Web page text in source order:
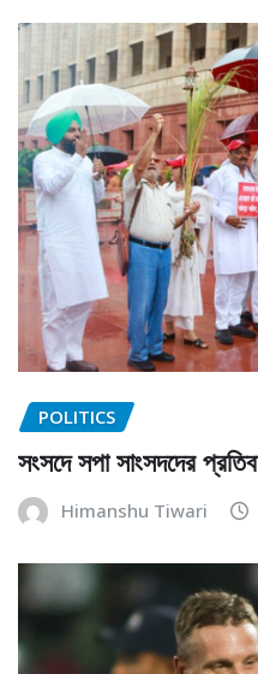
POLITICS
সংসদে সপা সাংসদদের
Himanshu Tiwari